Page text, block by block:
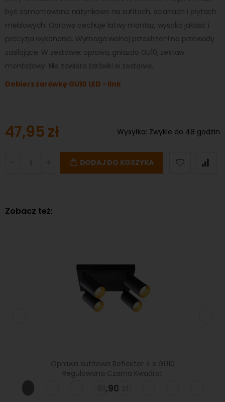
być zamontowana natynkowo na sufitach, ścianach i płytach
meblowych. Oprawę cechuje łatwy montaż, wysoka jakość i
precyzja wykonania. Wymaga wolnej przestrzeni na przewody
zasilające. W zestawie: oprawa, gniazdo GU10, zestaw
montażowy. Nie zawiera żarówki w zestawie.
Dobierz żarówkę GU10 LED - link
47,95 zł Wysyłka: Zwykle do 48 godzin
DODAJ DO KOSZYKA
Zobacz też:
Oprawa sufitowa Reflektor 4 x GU10
Regulowana Czarna Kwadrat
91,90 zł